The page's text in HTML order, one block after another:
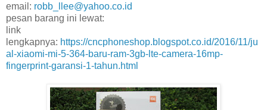
email: robb_llee@yahoo.co.id
pesan barang ini lewat:
link
lengkapnya: https://cncphoneshop.blogspot.co.id/2016/11/ju
al-xiaomi-mi-5-364-baru-ram-3gb-lte-camera-16mp-
fingerprint-garansi-1-tahun.html